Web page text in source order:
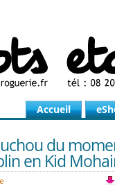
Accueil
du
en Kid